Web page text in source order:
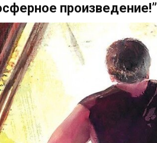
произведение!”